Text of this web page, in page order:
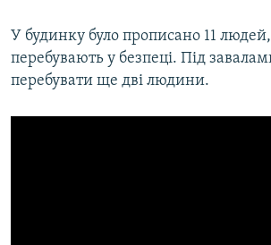
У будинку було прописано 11
перебувають у безпеці. Під
перебувати ще дві людини.